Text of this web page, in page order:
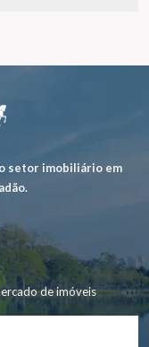
setor imobiliário em
de imóveis